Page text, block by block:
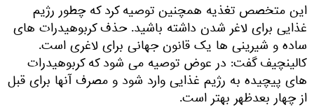
این متخصص تغذیه همچنین توصیه کرد که چطور رژیم
غذایی برای لاغر شدن داشته باشید. حذف کربوهیدرات های
ساده و شیرینی ها یک قانون جهانی برای لاغری است.
کالینچیف گفت: در عوض توصیه می شود که کربوهیدرات
های پیچیده به رژیم غذایی وارد شود و مصرف آنها برای قبل
از چهار بعدظهر بهتر است.